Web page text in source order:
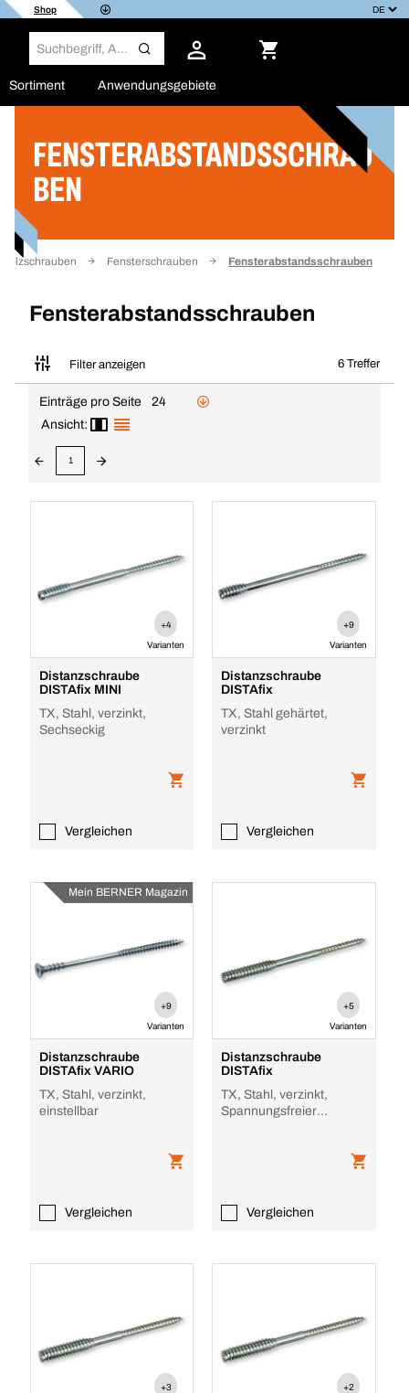
Shop
Sortiment Anwendungsgebiete
FENSTERABSTANDSSCHRAU
BEN
Holzschrauben Fensterschrauben Fensterabstandsschrauben
Fensterabstandsschrauben
Filter anzeigen 6 Treffer
Filter
Einträge pro Seite
24
Ansicht:
1
+4
Varianten
Distanzschraube
DISTAfix MINI
TX, Stahl, verzinkt,
Sechseckig
Vergleichen
+9
Varianten
Distanzschraube
DISTAfix
TX, Stahl gehärtet,
verzinkt
Vergleichen
Mein BERNER Magazin
+9
Varianten
Distanzschraube
DISTAfix VARIO
TX, Stahl, verzinkt,
einstellbar
Vergleichen
+5
Varianten
Distanzschraube
DISTAfix
TX, Stahl, verzinkt,
Spannungsfreier
Vergleichen
+3 +2